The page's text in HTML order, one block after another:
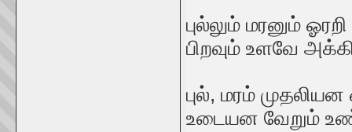
புல்லும் மரனும்
பிறவும் உளவே
புல், மரம்
உடையன வேறும்